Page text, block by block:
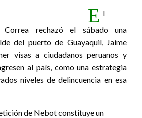
E l
Correa rechazó el sábado una
del puerto de Guayaquil, Jaime
visas a ciudadanos peruanos y
al país, como una estrategia
niveles de delincuencia en esa
de Nebot constituye un